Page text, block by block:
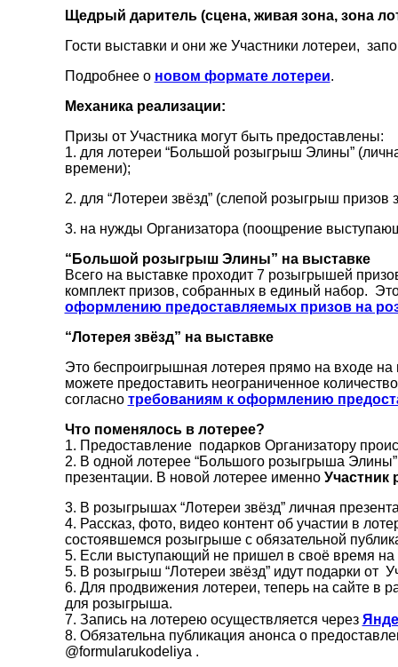
Щедрый даритель (сцена, живая зона, зона
Гости выставки и они же Участники лотереи,
Подробнее о новом формате лотереи.
Механика реализации:
Призы от Участника могут быть предоставлены:
1. для лотереи “Большой розыгрыш Элины”
времени);
2. для “Лотереи звёзд” (слепой розыгрыш
3. на нужды Организатора (поощрение
“Большой розыгрыш Элины” на выставке
Всего на выставке проходит 7 розыгрышей
комплект призов, собранных в единый набор.
оформлению предоставляемых призов на
“Лотерея звёзд” на выставке
Это беспроигрышная лотерея прямо на входе
можете предоставить неограниченное
согласно требованиям к оформлению
Что поменялось в лотерее?
1. Предоставление подарков Организатору
2. В одной лотерее “Большого розыгрыша
презентации. В новой лотерее именно Участник
3. В розыгрышах “Лотереи звёзд” личная
4. Рассказ, фото, видео контент об участии в
состоявшемся розыгрыше с обязательной
5. Если выступающий не пришел в своё время на
5. В розыгрыш “Лотереи звёзд” идут подарки от
6. Для продвижения лотереи, теперь на сайте в
для розыгрыша.
7. Запись на лотерею осуществляется через
8. Обязательна публикация анонса о
@formularukodeliya .